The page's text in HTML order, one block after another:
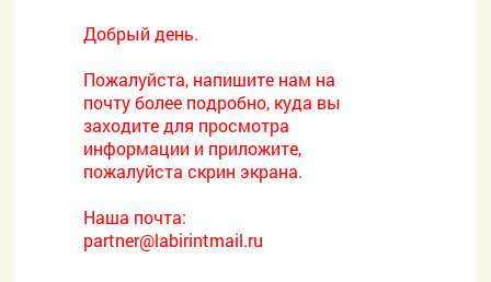
Добрый день.
Пожалуйста, напишите нам на
почту более подробно, куда вы
заходите для просмотра
информации и приложите,
пожалуйста скрин экрана.
Наша почта:
partner@labirintmail.ru